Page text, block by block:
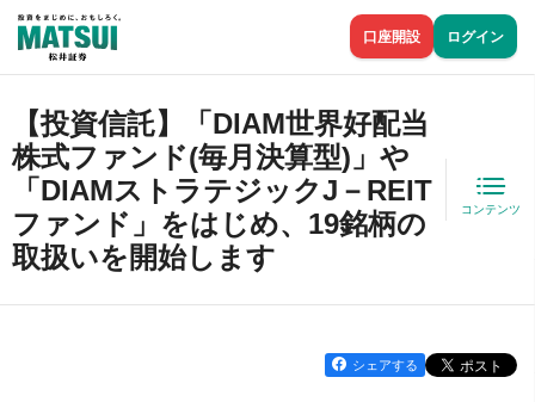
口座開設 ログイン
【投資信託】「DIAM世界好配当
株式ファンド(毎月決算型)」や
「DIAMストラテジックJ－REIT
ファンド」をはじめ、19銘柄の
取扱いを開始します
コンテンツ
シェアする